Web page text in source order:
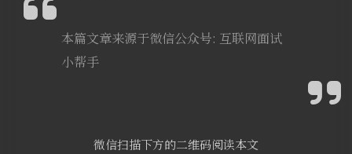
本篇文章来源于微信公众号: 互联网面试
小帮手
微信扫描下方的二维码阅读本文